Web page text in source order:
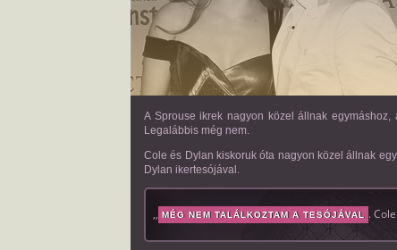
A Sprouse ikrek nagyon közel állnak
Legalábbis még nem.
Cole és Dylan kiskoruk óta nagyon közel állnak
Dylan ikertesójával.
,, MÉG NEM TALÁLKOZTAM A TESÓJÁVAL .